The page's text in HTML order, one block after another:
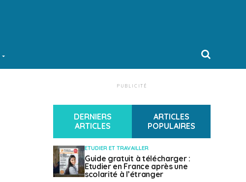
PUBLICITÉ
DERNIERS
ARTICLES
ARTICLES
POPULAIRES
ETUDIER ET TRAVAILLER
Guide gratuit à télécharger :
Etudier en France après une
scolarité à l’étranger